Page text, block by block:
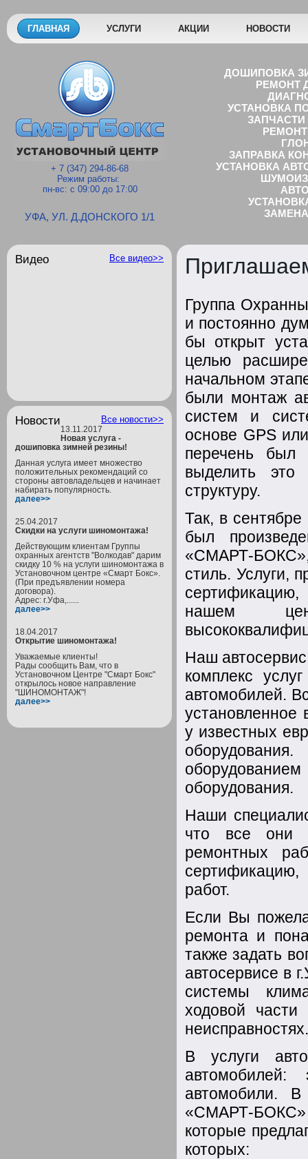
ГЛАВНАЯ УСЛУГИ АКЦИИ НОВОСТИ
+ 7 (347) 294-86-68
Режим работы:
пн-вс: с 09:00 до 17:00
УФА, УЛ. Д.ДОНСКОГО 1/1
ДОШИПОВКА
РЕМОНТ
УСТАНОВКА
ЗАПЧАСТИ
ЗАПРАВКА
УСТАНОВКА
УСТАНОВКА
Группа
и постоянно
бы открыт
целью
начальном
были монтаж
систем и
основе GPS
перечень был
выделить это
структуру.
Так, в
был
«СМАРТ-БОКС»,
стиль. Услуги,
сертификацию,
нашем
Наш
комплекс
автомобилей.
у известных
оборудования.
Наши
что все они
ремонтных
сертификацию,
работ.
Если Вы
ремонта и
также задать
автосервисе в
системы
ходовой
неисправностях.
В услуги
автомобили.
«СМАРТ-
которые
которых:
Видео Все видео>>
Новости Все новости>>
13.11.2017
Новая услуга -
дошиповка зимней резины!
Данная услуга имеет множество
положительных рекомендаций со
стороны автовладельцев и начинает
набирать популярность.
далее>>
25.04.2017
Скидки на услуги шиномонтажа!
Действующим клиентам Группы
охранных агентств "Волкодав" дарим
скидку 10 % на услуги шиномонтажа в
Установочном центре «Смарт Бокс».
(При предъявлении номера
договора).
Адрес: г.Уфа,......
далее>>
18.04.2017
Открытие шиномонтажа!
Уважаемые клиенты!
Рады сообщить Вам, что в
Установочном Центре "Смарт Бокс"
открылось новое направление
"ШИНОМОНТАЖ"!
далее>>